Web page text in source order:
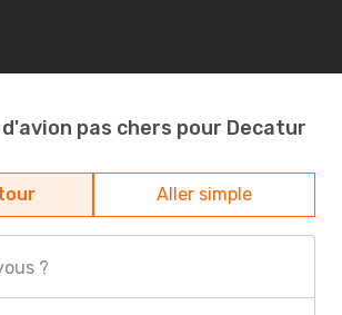
pas chers pour Decatur
Aller simple
?